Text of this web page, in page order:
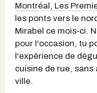
Montréal, Les
les ponts vers le
Mirabel ce mois-ci.
pour l'occasion, tu
l'expérience de
cuisine de rue,
ville.